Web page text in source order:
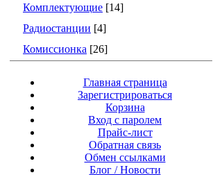
Комплектующие [14]
Радиостанции [4]
Комиссионка [26]
Главная страница
Зарегистрироваться
Корзина
Вход с паролем
Прайс-лист
Обратная связь
Обмен ссылками
Блог / Новости